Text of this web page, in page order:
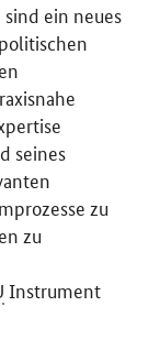
ein neues
seines
zu
zu
­ Instrument